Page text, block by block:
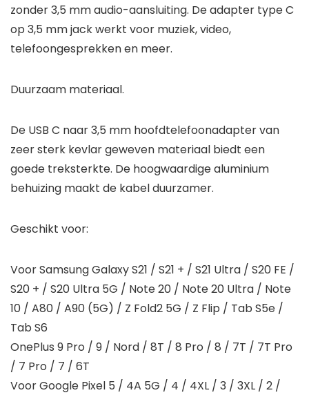
zonder 3,5 mm audio-aansluiting. De adapter type C
op 3,5 mm jack werkt voor muziek, video,
telefoongesprekken en meer.
Duurzaam materiaal.
De USB C naar 3,5 mm hoofdtelefoonadapter van
zeer sterk kevlar geweven materiaal biedt een
goede treksterkte. De hoogwaardige aluminium
behuizing maakt de kabel duurzamer.
Geschikt voor:
Voor Samsung Galaxy S21 / S21 + / S21 Ultra / S20 FE /
S20 + / S20 Ultra 5G / Note 20 / Note 20 Ultra / Note
10 / A80 / A90 (5G) / Z Fold2 5G / Z Flip / Tab S5e /
Tab S6
OnePlus 9 Pro / 9 / Nord / 8T / 8 Pro / 8 / 7T / 7T Pro
/ 7 Pro / 7 / 6T
Voor Google Pixel 5 / 4A 5G / 4 / 4XL / 3 / 3XL / 2 /